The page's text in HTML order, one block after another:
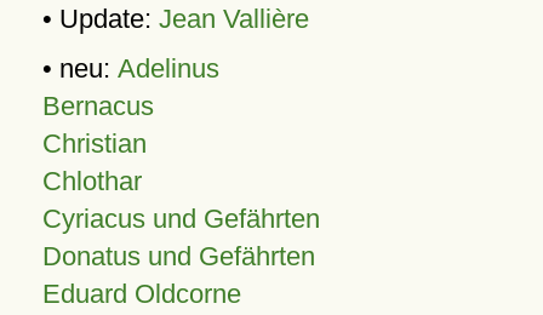
• Update: Jean Vallière
• neu: Adelinus
Bernacus
Christian
Chlothar
Cyriacus und Gefährten
Donatus und Gefährten
Eduard Oldcorne